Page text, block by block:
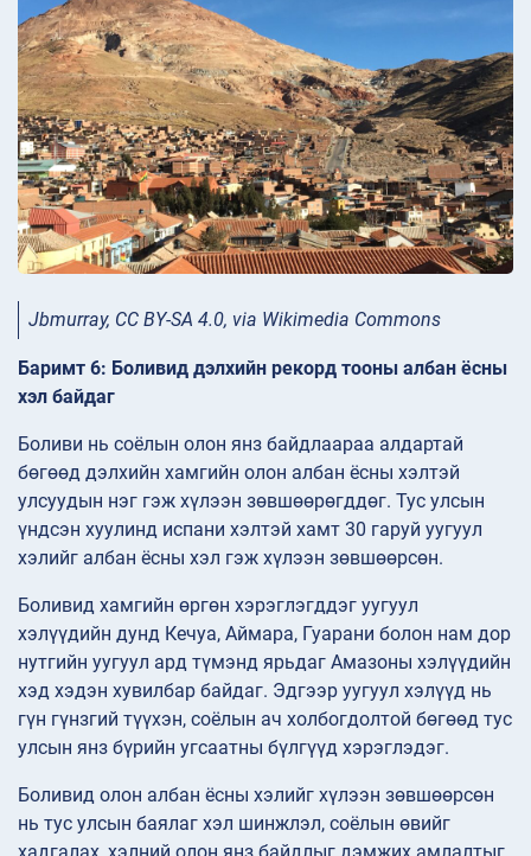
Jbmurray, CC BY-SA 4.0, via Wikimedia Commons
Баримт 6: Боливид дэлхийн рекорд тооны албан ёсны
хэл байдаг
Боливи нь соёлын олон янз байдлаараа алдартай
бөгөөд дэлхийн хамгийн олон албан ёсны хэлтэй
улсуудын нэг гэж хүлээн зөвшөөрөгддөг. Тус улсын
үндсэн хуулинд испани хэлтэй хамт 30 гаруй уугуул
хэлийг албан ёсны хэл гэж хүлээн зөвшөөрсөн.
Боливид хамгийн өргөн хэрэглэгддэг уугуул
хэлүүдийн дунд Кечуа, Аймара, Гуарани болон нам дор
нутгийн уугуул ард түмэнд ярьдаг Амазоны хэлүүдийн
хэд хэдэн хувилбар байдаг. Эдгээр уугуул хэлүүд нь
гүн гүнзгий түүхэн, соёлын ач холбогдолтой бөгөөд тус
улсын янз бүрийн угсаатны бүлгүүд хэрэглэдэг.
Боливид олон албан ёсны хэлийг хүлээн зөвшөөрсөн
нь тус улсын баялаг хэл шинжлэл, соёлын өвийг